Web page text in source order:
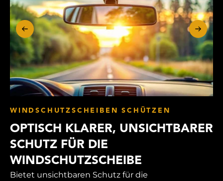
WINDSCHUTZSCHEIBEN SCHÜTZEN
OPTISCH KLARER, UNSICHTBARER
SCHUTZ FÜR DIE
WINDSCHUTZSCHEIBE
Bietet unsichtbaren Schutz für die